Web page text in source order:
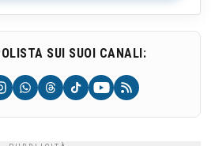
SUI SUOI CANALI: